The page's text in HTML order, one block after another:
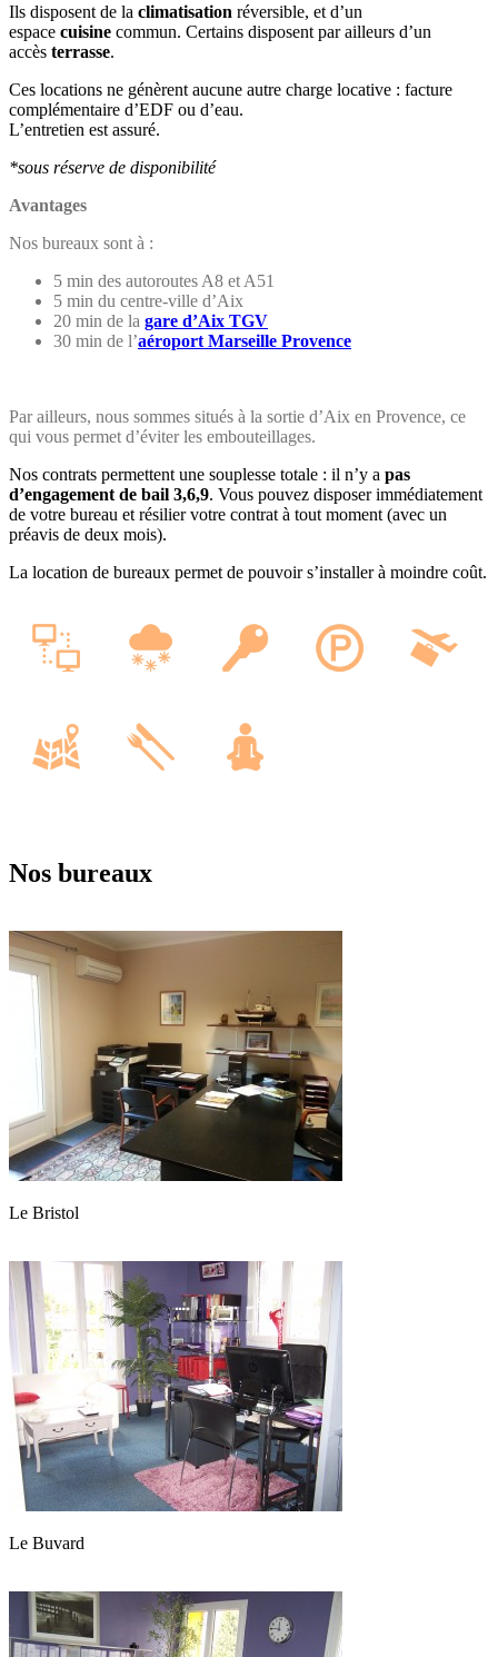
Ils disposent de la climatisation réversible, et d’un
espace cuisine commun. Certains disposent par ailleurs d’un
accès terrasse.
Ces locations ne génèrent aucune autre charge locative : facture
complémentaire d’EDF ou d’eau.
L’entretien est assuré.
*sous réserve de disponibilité
Avantages
Nos bureaux sont à :
5 min des autoroutes A8 et A51
5 min du centre-ville d’Aix
20 min de la gare d’Aix TGV
30 min de l’aéroport Marseille Provence
Par ailleurs, nous sommes situés à la sortie d’Aix en Provence, ce
qui vous permet d’éviter les embouteillages.
Nos contrats permettent une souplesse totale : il n’y a pas
d’engagement de bail 3,6,9. Vous pouvez disposer immédiatement
de votre bureau et résilier votre contrat à tout moment (avec un
préavis de deux mois).
La location de bureaux permet de pouvoir s’installer à moindre coût.
Nos bureaux
Le Bristol
Le Buvard